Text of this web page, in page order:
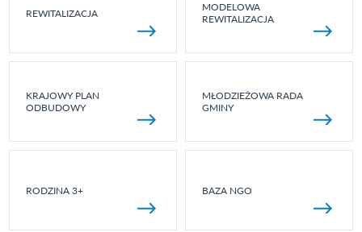
REWITALIZACJA
MODELOWA
REWITALIZACJA
KRAJOWY PLAN
ODBUDOWY
MŁODZIEŻOWA RADA
GMINY
RODZINA 3+ BAZA NGO